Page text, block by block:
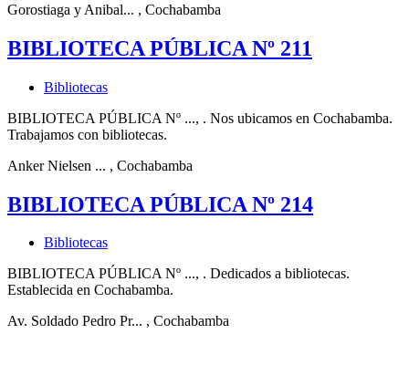
Gorostiaga y Anibal... , Cochabamba
BIBLIOTECA PÚBLICA Nº 211
Bibliotecas
BIBLIOTECA PÚBLICA Nº ..., . Nos ubicamos en Cochabamba.
Trabajamos con bibliotecas.
Anker Nielsen ... , Cochabamba
BIBLIOTECA PÚBLICA Nº 214
Bibliotecas
BIBLIOTECA PÚBLICA Nº ..., . Dedicados a bibliotecas.
Establecida en Cochabamba.
Av. Soldado Pedro Pr... , Cochabamba